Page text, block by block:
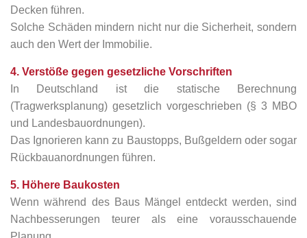
Decken führen.
Solche Schäden mindern nicht nur die Sicherheit, sondern
auch den Wert der Immobilie.
4. Verstöße gegen gesetzliche Vorschriften
In Deutschland ist die statische Berechnung
(Tragwerksplanung) gesetzlich vorgeschrieben (§ 3 MBO
und Landesbauordnungen).
Das Ignorieren kann zu Baustopps, Bußgeldern oder sogar
Rückbauanordnungen führen.
5. Höhere Baukosten
Wenn während des Baus Mängel entdeckt werden, sind
Nachbesserungen teurer als eine vorausschauende